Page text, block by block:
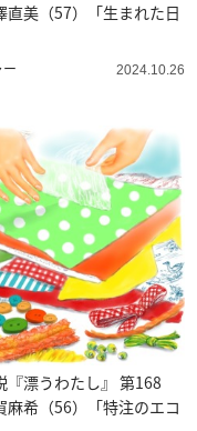
美（57）「生まれた日
2024.10.26
『漂うわたし』 第168
希（56）「特注のエコ